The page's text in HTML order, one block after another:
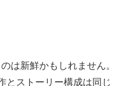
は新鮮かもしれません。
とストーリー構成は同じ